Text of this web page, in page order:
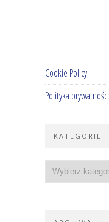
Cookie Policy
Polityka prywatności
KATEGORIE